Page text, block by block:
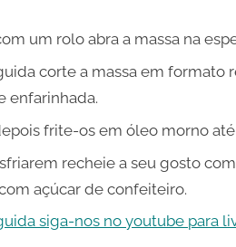
um rolo abra a massa na
corte a massa em formato
enfarinhada.
frite-os em óleo morno
recheie a seu gosto com
açúcar de confeiteiro.
siga-nos no youtube para